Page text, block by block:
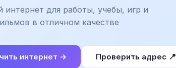
интернет для работы, учебы, игр и
в отличном качестве
интернет → Проверить адрес 📍